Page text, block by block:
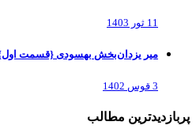
11 ثور 1403
میر یزدان‌بخش بهسودی {قسمت
3 قوس 1402
پربازدیدترین مطالب